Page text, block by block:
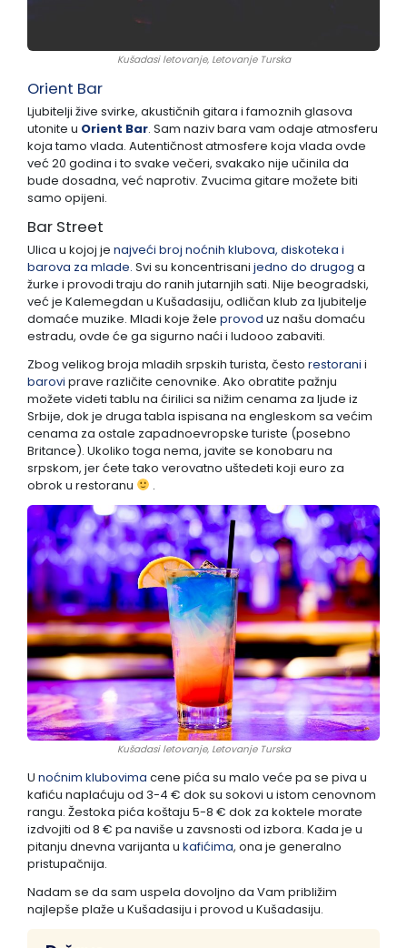
Kušadasi letovanje, Letovanje Turska
Orient Bar
Ljubitelji žive svirke, akustičnih gitara i famoznih glasova
utonite u Orient Bar. Sam naziv bara vam odaje atmosferu
koja tamo vlada. Autentičnost atmosfere koja vlada ovde
već 20 godina i to svake večeri, svakako nije učinila da
bude dosadna, već naprotiv. Zvucima gitare možete biti
samo opijeni.
Bar Street
Ulica u kojoj je najveći broj noćnih klubova, diskoteka i
barova za mlade. Svi su koncentrisani jedno do drugog a
žurke i provodi traju do ranih jutarnjih sati. Nije beogradski,
već je Kalemegdan u Kušadasiju, odličan klub za ljubitelje
domaće muzike. Mladi koje žele provod uz našu domaću
estradu, ovde će ga sigurno naći i ludooo zabaviti.
Zbog velikog broja mladih srpskih turista, često restorani i
barovi prave različite cenovnike. Ako obratite pažnju
možete videti tablu na ćirilici sa nižim cenama za ljude iz
Srbije, dok je druga tabla ispisana na engleskom sa većim
cenama za ostale zapadnoevropske turiste (posebno
Britance). Ukoliko toga nema, javite se konobaru na
srpskom, jer ćete tako verovatno uštedeti koji euro za
obrok u restoranu
.
Kušadasi letovanje, Letovanje Turska
U noćnim klubovima cene pića su malo veće pa se piva u
kafiću naplaćuju od 3-4 € dok su sokovi u istom cenovnom
rangu. Žestoka pića koštaju 5-8 € dok za koktele morate
izdvojiti od 8 € pa naviše u zavsnosti od izbora. Kada je u
pitanju dnevna varijanta u kafićima, ona je generalno
pristupačnija.
Nadam se da sam uspela dovoljno da Vam približim
najlepše plaže u Kušadasiju i provod u Kušadasiju.